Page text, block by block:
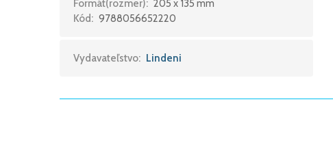
Formát(rozmer): 205 x 135 mm
Kód: 9788056652220
Vydavateľstvo: Lindeni